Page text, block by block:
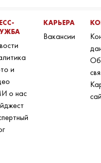
и
о нас
КАРЬЕРА
Вакансии